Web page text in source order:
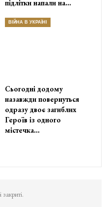
підлітки напали на…
ВІЙНА В УКРАЇНІ
Сьогодні додому
назавжди повернуться
одразу двоє загиблих
Героїв із одного
містечка…
закриті.